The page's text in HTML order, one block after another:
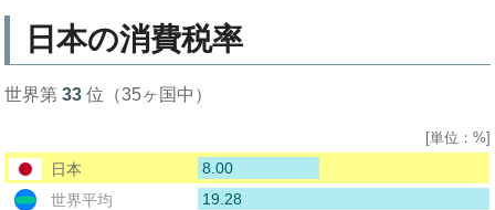
日本の消費税率
世界第33 位（35ヶ国中）
[単位：%]
日本
8.00
世界平均
19.28